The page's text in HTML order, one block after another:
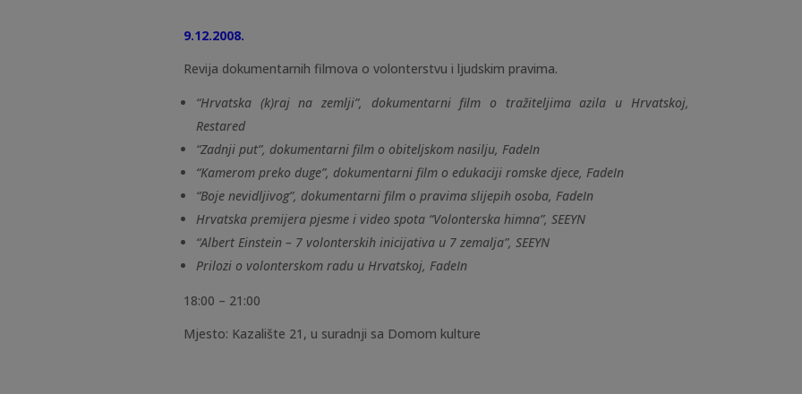
9.12.2008.
Revija dokumentarnih filmova o volonterstvu i ljudskim pravima.
“Hrvatska (k)raj na zemlji”, dokumentarni film o tražiteljima azila u Hrvatskoj,
Restared
“Zadnji put”, dokumentarni film o obiteljskom nasilju, FadeIn
“Kamerom preko duge”, dokumentarni film o edukaciji romske djece, FadeIn
“Boje nevidljivog”, dokumentarni film o pravima slijepih osoba, FadeIn
Hrvatska premijera pjesme i video spota “Volonterska himna”, SEEYN
“Albert Einstein – 7 volonterskih inicijativa u 7 zemalja”, SEEYN
Prilozi o volonterskom radu u Hrvatskoj, FadeIn
18:00 – 21:00
Mjesto: Kazalište 21, u suradnji sa Domom kulture